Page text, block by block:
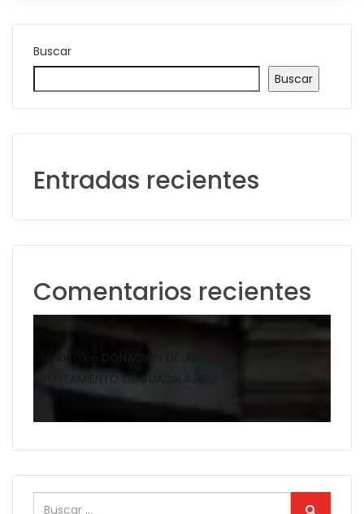
Buscar
Buscar
Entradas recientes
Comentarios recientes
DONACION DE JUGUETES AL
AYUNTAMIENTO DE GUADALAJARA